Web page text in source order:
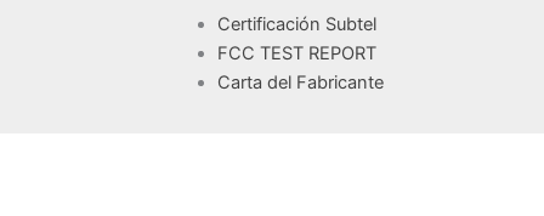
Certificación Subtel
FCC TEST REPORT
Carta del Fabricante